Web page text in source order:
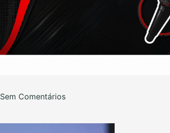
Sem Comentários